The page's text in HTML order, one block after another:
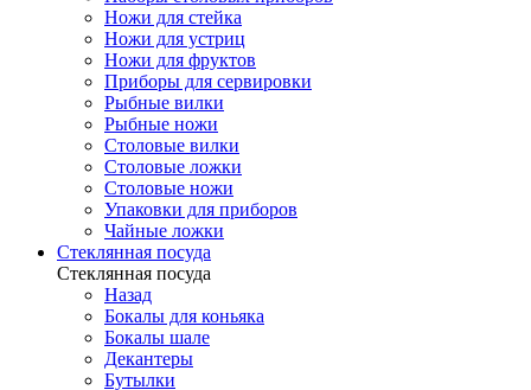
Ножи для стейка
Ножи для устриц
Ножи для фруктов
Приборы для сервировки
Рыбные вилки
Рыбные ножи
Столовые вилки
Столовые ложки
Столовые ножи
Упаковки для приборов
Чайные ложки
Стеклянная посуда
Стеклянная посуда
Назад
Бокалы для коньяка
Бокалы шале
Декантеры
Бутылки